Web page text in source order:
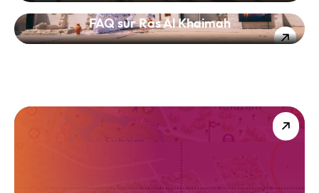
FAQ sur Ras Al Khaimah